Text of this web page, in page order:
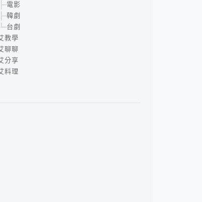
電影
韓劇
台劇
教學
聊聊
分享
料理